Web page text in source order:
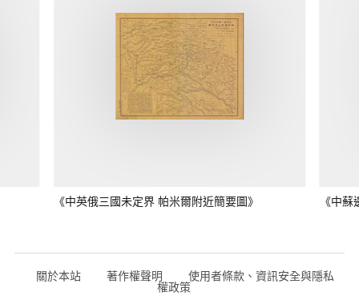
《中英俄三國未定界 帕米爾附近簡要圖》 《中
關於本站 著作權聲明 使用者條款、資訊安全與隱私
權政策